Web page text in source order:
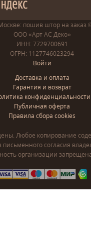
пошив штор на заказ
ООО «Арт АС Деко»
ИНН: 7729700691
ОГРН: 1127746023294
Войти
Доставка и оплата
Гарантия и возврат
конфиденциальности
Публичная оферта
Правила сбора cookies
Любое копирование
согласия
организации